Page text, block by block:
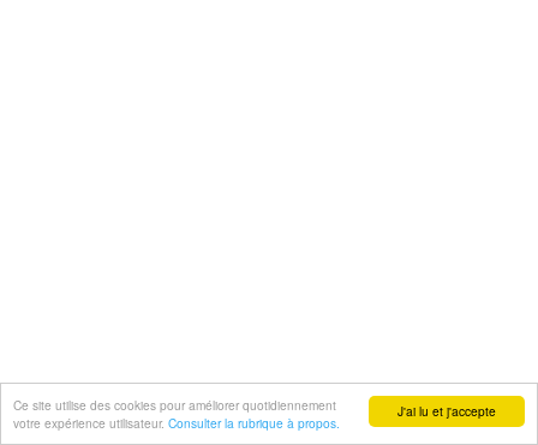
J'ai lu et j'accepte
Ce site utilise des cookies pour améliorer quotidiennement
votre expérience utilisateur. Consulter la rubrique à propos.